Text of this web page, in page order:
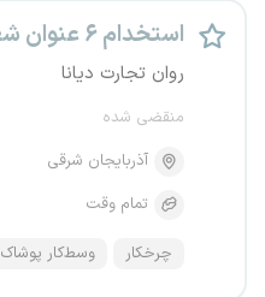
استخدام ۶ عنوان شغلی
روان تجارت دیانا
منقضی شده
آذربایجان شرقی
تمام وقت
چرخکار وسط‌کار پوشاک